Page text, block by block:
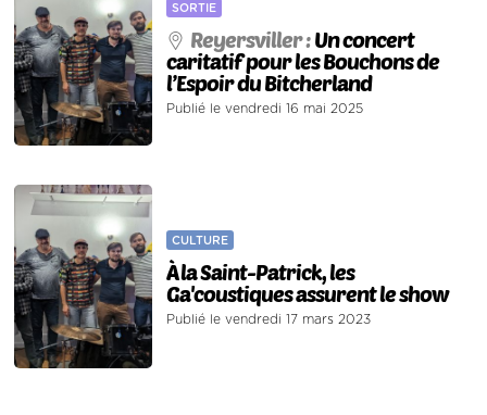
SORTIE
Reyersviller :Un concert
caritatif pour les Bouchons de
l’Espoir du Bitcherland
Publié le vendredi 16 mai 2025
CULTURE
À la Saint-Patrick, les
Ga'coustiques assurent le show
Publié le vendredi 17 mars 2023